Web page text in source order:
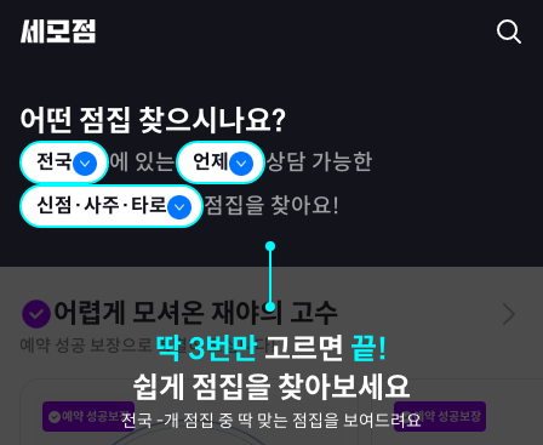
어떤 점집 찾으시나요?
전국 에 있는 언제 상담 가능한
신점·사주·타로 점집을 찾아요!
딱 3번만 고르면 끝!
쉽게 점집을 찾아보세요
전국-개 점집 중 딱 맞는 점집을 보여드려요
어렵게 모셔온 재야의 고수
예약 성공 보장으로 특별히 모십니다!
예약 성공보장 예약 성공보장